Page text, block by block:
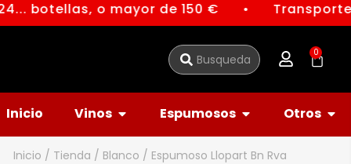
botellas, o mayor de 150 € ●
0
Inicio Vinos Espumosos Otros
Inicio / Tienda / Blanco / Espumoso Llopart Bn Rva